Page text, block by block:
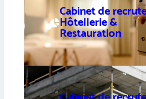
Cabinet de
Hôtellerie &
Restauration